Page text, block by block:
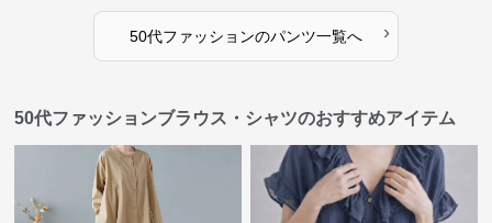
50代ファッションのパンツ一覧へ ›
50代ファッションブラウス・シャツのおすすめアイテム